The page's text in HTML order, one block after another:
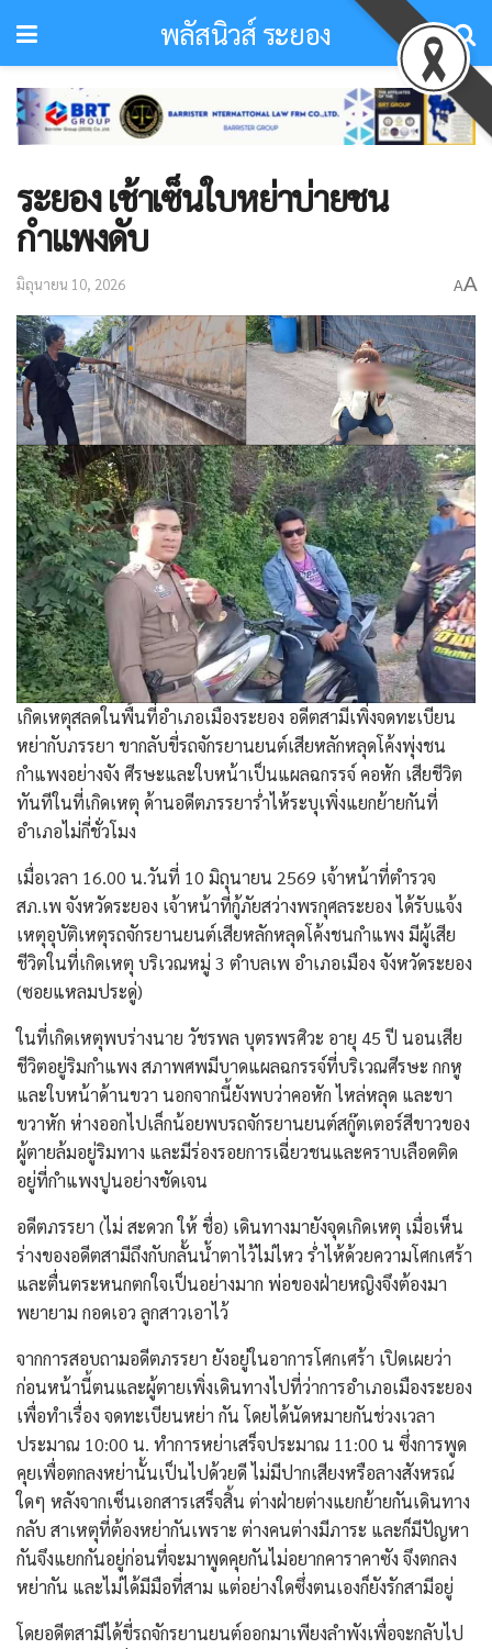
พลัสนิวส์ ระยอง
ระยอง เช้าเซ็นใบหย่าบ่ายชน
กำแพงดับ
มิถุนายน 10, 2026 AA
เกิดเหตุสลดในพื้นที่อำเภอเมืองระยอง อดีตสามีเพิ่งจดทะเบียน
หย่ากับภรรยา ขากลับขี่รถจักรยานยนต์เสียหลักหลุดโค้งพุ่งชน
กำแพงอย่างจัง ศีรษะและใบหน้าเป็นแผลฉกรรจ์ คอหัก เสียชีวิต
ทันทีในที่เกิดเหตุ ด้านอดีตภรรยาร่ำไห้ระบุเพิ่งแยกย้ายกันที่
อำเภอไม่กี่ชั่วโมง
​เมื่อเวลา 16.00 น.วันที่ 10 มิถุนายน 2569 เจ้าหน้าที่ตำรวจ
สภ.เพ จังหวัดระยอง เจ้าหน้าที่กู้ภัยสว่างพรกุศลระยอง ได้รับแจ้ง
เหตุอุบัติเหตุรถจักรยานยนต์เสียหลักหลุดโค้งชนกำแพง มีผู้เสีย
ชีวิตในที่เกิดเหตุ บริเวณหมู่ 3 ตำบลเพ อำเภอเมือง จังหวัดระยอง
(ซอยแหลมประดู่)
​ในที่เกิดเหตุพบร่างนาย วัชรพล บุตรพรศิวะ อายุ 45 ปี นอนเสีย
ชีวิตอยู่ริมกำแพง สภาพศพมีบาดแผลฉกรรจ์ที่บริเวณศีรษะ กกหู
และใบหน้าด้านขวา นอกจากนี้ยังพบว่าคอหัก ไหล่หลุด และขา
ขวาหัก ห่างออกไปเล็กน้อยพบรถจักรยานยนต์สกู๊ตเตอร์สีขาวของ
ผู้ตายล้มอยู่ริมทาง และมีร่องรอยการเฉี่ยวชนและคราบเลือดติด
อยู่ที่กำแพงปูนอย่างชัดเจน
อดีตภรรยา​ (ไม่ สะดวก ให้ ชื่อ) เดินทางมายังจุดเกิดเหตุ เมื่อเห็น
ร่างของอดีตสามีถึงกับกลั้นน้ำตาไว้ไม่ไหว ร่ำไห้ด้วยความโศกเศร้า
และตื่นตระหนกตกใจเป็นอย่างมาก พ่อของฝ่ายหญิงจึงต้องมา
พยายาม กอดเอว ลูกสาวเอาไว้
​จากการสอบถามอดีตภรรยา ยังอยู่ในอาการโศกเศร้า เปิดเผยว่า
ก่อนหน้านี้ตนและผู้ตายเพิ่งเดินทางไปที่ว่าการอำเภอเมืองระยอง
เพื่อทำเรื่อง จดทะเบียนหย่า กัน โดยได้นัดหมายกันช่วงเวลา
ประมาณ 10:00 น. ทำการหย่าเสร็จประมาณ 11:00 น ซึ่งการพูด
คุยเพื่อตกลงหย่านั้นเป็นไปด้วยดี ไม่มีปากเสียงหรือลางสังหรณ์
ใดๆ หลังจากเซ็นเอกสารเสร็จสิ้น ต่างฝ่ายต่างแยกย้ายกันเดินทาง
กลับ สาเหตุที่ต้องหย่ากันเพราะ ต่างคนต่างมีภาระ และก็มีปัญหา
กันจึงแยกกันอยู่ก่อนที่จะมาพูดคุยกันไม่อยากคาราคาซัง จึงตกลง
หย่ากัน และไม่ได้มีมือที่สาม แต่อย่างใดซึ่งตนเองก็ยังรักสามีอยู่
โดยอดีตสามีได้ขี่รถจักรยานยนต์ออกมาเพียงลำพังเพื่อจะกลับไป